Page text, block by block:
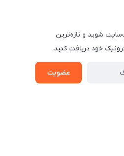
شوید و تازه‌ترین
خود دریافت کنید.
عضویت